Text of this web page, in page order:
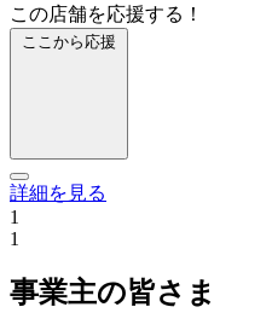
この店舗を応援する！
ここから応援
詳細を見る
1
1
事業主の皆さま